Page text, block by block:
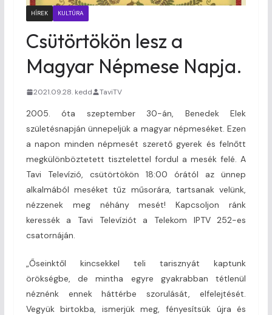
HÍREK KULTÚRA
Csütörtökön lesz a
Magyar Népmese Napja.
2021.09.28. kedd TaviTV
2005. óta szeptember 30-án, Benedek Elek
születésnapján ünnepeljük a magyar népmeséket. Ezen
a napon minden népmesét szerető gyerek és felnőtt
megkülönböztetett tisztelettel fordul a mesék felé. A
Tavi Televízió, csütörtökön 18:00 órától az ünnep
alkalmából meséket tűz műsorára, tartsanak velünk,
nézzenek meg néhány mesét! Kapcsoljon ránk
keressék a Tavi Televíziót a Telekom IPTV 252-es
csatornáján.
„Őseinktől kincsekkel teli tarisznyát kaptunk
örökségbe, de mintha egyre gyakrabban tétlenül
néznénk ennek háttérbe szorulását, elfelejtését.
Vegyük birtokba, ismerjük meg, fényesítsük újra és